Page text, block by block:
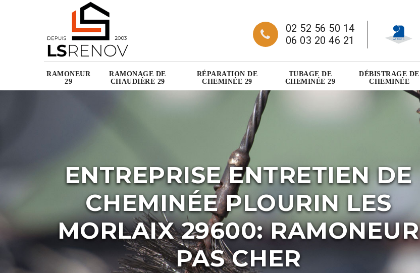
02 52 56 50 14
06 03 20 46 21
RAMONEUR
29
RAMONAGE DE
CHAUDIÈRE 29
RÉPARATION DE
CHEMINÉE 29
TUBAGE DE
CHEMINÉE 29
DÉBISTRAGE DE
CHEMINÉE
ENTREPRISE ENTRETIEN DE
CHEMINÉE PLOURIN LES
MORLAIX 29600: RAMONEUR
PAS CHER